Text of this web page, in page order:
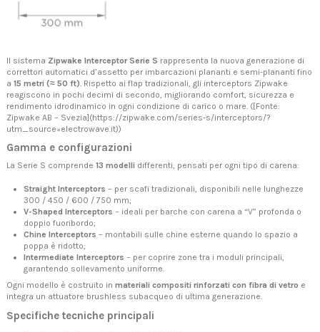
Il sistema Zipwake Interceptor Serie S rappresenta la nuova generazione di
correttori automatici d’assetto per imbarcazioni plananti e semi-plananti fino
a 15 metri (≈ 50 ft) . Rispetto ai flap tradizionali, gli interceptors Zipwake
reagiscono in pochi decimi di secondo, migliorando comfort, sicurezza e
rendimento idrodinamico in ogni condizione di carico o mare. ([Fonte:
Zipwake AB – Svezia](https://zipwake.com/series-s/interceptors/?
utm_source=electrowave.it))
Gamma e configurazioni
La Serie S comprende 13 modelli differenti, pensati per ogni tipo di carena:
Straight Interceptors – per scafi tradizionali, disponibili nelle lunghezze
300 / 450 / 600 / 750 mm;
V-Shaped Interceptors – ideali per barche con carena a “V” profonda o
doppio fuoribordo;
Chine Interceptors – montabili sulle chine esterne quando lo spazio a
poppa è ridotto;
Intermediate Interceptors – per coprire zone tra i moduli principali,
garantendo sollevamento uniforme.
Ogni modello è costruito in materiali compositi rinforzati con fibra di vetro e
integra un attuatore brushless subacqueo di ultima generazione.
Specifiche tecniche principali